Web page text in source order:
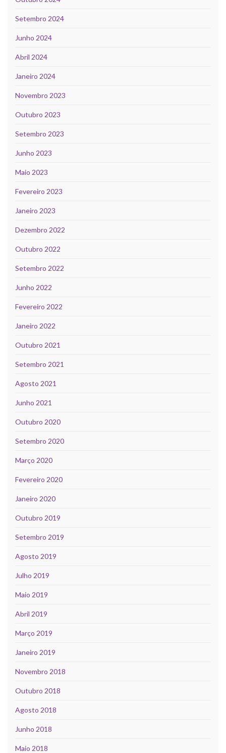
Setembro 2024
Junho 2024
Abril 2024
Janeiro 2024
Novembro 2023
Outubro 2023
Setembro 2023
Junho 2023
Maio 2023
Fevereiro 2023
Janeiro 2023
Dezembro 2022
Outubro 2022
Setembro 2022
Junho 2022
Fevereiro 2022
Janeiro 2022
Outubro 2021
Setembro 2021
Agosto 2021
Junho 2021
Outubro 2020
Setembro 2020
Março 2020
Fevereiro 2020
Janeiro 2020
Outubro 2019
Setembro 2019
Agosto 2019
Julho 2019
Maio 2019
Abril 2019
Março 2019
Janeiro 2019
Novembro 2018
Outubro 2018
Agosto 2018
Junho 2018
Maio 2018